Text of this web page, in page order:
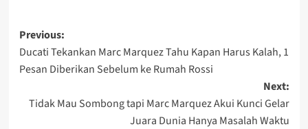
Previous:
Ducati Tekankan Marc Marquez Tahu Kapan Harus Kalah, 1
Pesan Diberikan Sebelum ke Rumah Rossi
Next:
Tidak Mau Sombong tapi Marc Marquez Akui Kunci Gelar
Juara Dunia Hanya Masalah Waktu